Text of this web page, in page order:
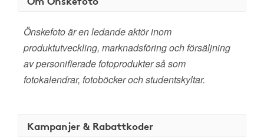
Önskefoto är en ledande aktör inom
produktutveckling, marknadsföring och försäljning
av personifierade fotoprodukter så som
fotokalendrar, fotoböcker och studentskyltar.
Kampanjer & Rabattkoder